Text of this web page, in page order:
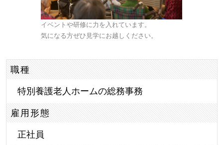
イベントや研修に力を入れています。
気になる方ぜひ見学にお越しください。
職種
特別養護老人ホームの総務事務
雇用形態
正社員